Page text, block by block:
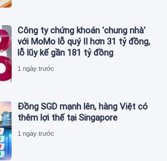
Công ty chứng khoán 'chung nhà'
với MoMo lỗ quý II hơn 31 tỷ đồng,
lỗ lũy kế gần 181 tỷ đồng
1 ngày trước
Đồng SGD mạnh lên, hàng Việt có
thêm lợi thế tại Singapore
1 ngày trước